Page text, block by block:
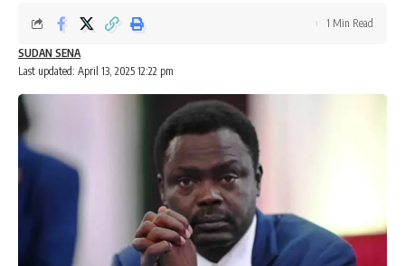
Last updated: April 13, 2025 12:22 pm
SUDAN SENA
1 Min Read